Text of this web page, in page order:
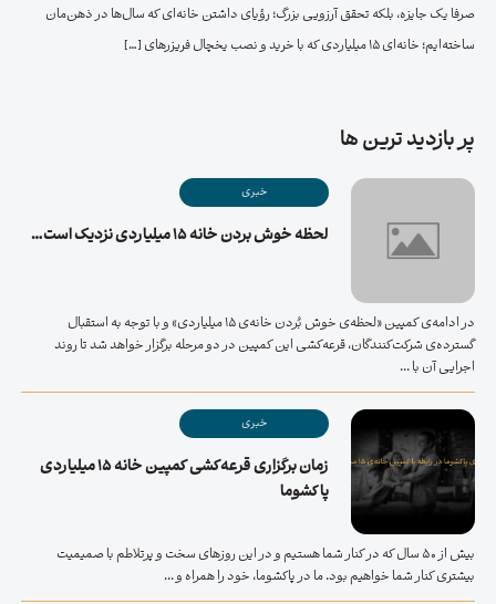
صرفا یک جایزه، بلکه تحقق آرزویی بزرگ؛ رؤیای داشتن خانه‌ای که سال‌ها در ذهن‌مان
ساخته‌ایم؛ خانه‌ای 15 میلیاردی که با خرید و نصب یخچال فریزرهای […]
پر بازدید ترین ها
خبری
لحظه خوش بردن خانه ۱۵ میلیاردی نزدیک است…
در ادامه‌ی کمپین «لحظه‌ی خوش بُردن خانه‌ی ۱۵ میلیاردی» و با توجه به استقبال
گسترده‌ی شرکت‌کنندگان، قرعه‌کشی این کمپین در دو مرحله برگزار خواهد شد تا روند
اجرایی آن با ...
خبری
زمان برگزاری قرعه‌کشی کمپین خانه ۱۵ میلیاردی
پاکشوما
بیش از 50 سال که در کنار شما هستیم و در این روزهای سخت و پرتلاطم با صمیمیت
بیشتری کنار شما خواهیم بود. ما در پاکشوما، خود را همراه و ...